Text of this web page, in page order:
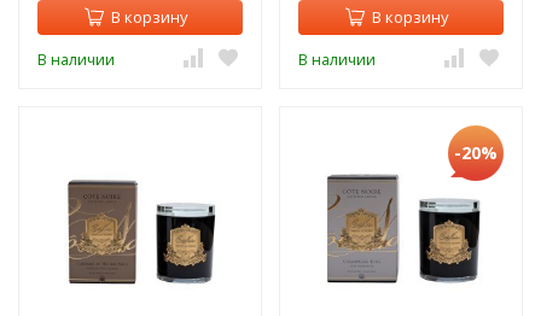
В корзину
В наличии
В корзину
В наличии
-20%